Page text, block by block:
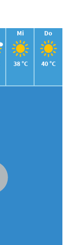
Mi
38 °C
Do
40 °C